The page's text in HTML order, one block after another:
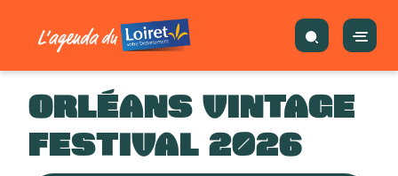
ORLÉANS VINTAGE
FESTIVAL 2026